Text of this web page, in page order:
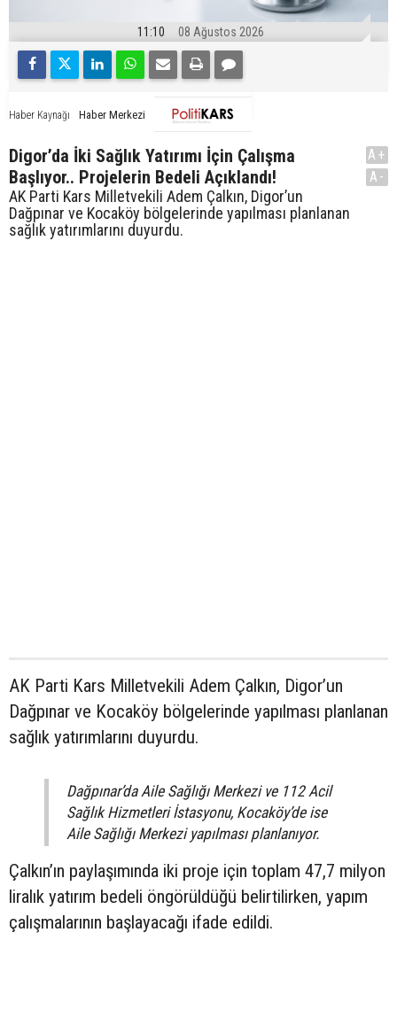
11:10 08 Ağustos 2026
Haber Kaynağı Haber Merkezi
Digor’da İki Sağlık Yatırımı İçin Çalışma
Başlıyor.. Projelerin Bedeli Açıklandı!
AK Parti Kars Milletvekili Adem Çalkın, Digor’un
Dağpınar ve Kocaköy bölgelerinde yapılması planlanan
sağlık yatırımlarını duyurdu.
A+
A-
AK Parti Kars Milletvekili Adem Çalkın, Digor’un
Dağpınar ve Kocaköy bölgelerinde yapılması planlanan
sağlık yatırımlarını duyurdu.
Dağpınar’da Aile Sağlığı Merkezi ve 112 Acil
Sağlık Hizmetleri İstasyonu, Kocaköy’de ise
Aile Sağlığı Merkezi yapılması planlanıyor.
Çalkın’ın paylaşımında iki proje için toplam 47,7 milyon
liralık yatırım bedeli öngörüldüğü belirtilirken, yapım
çalışmalarının başlayacağı ifade edildi.